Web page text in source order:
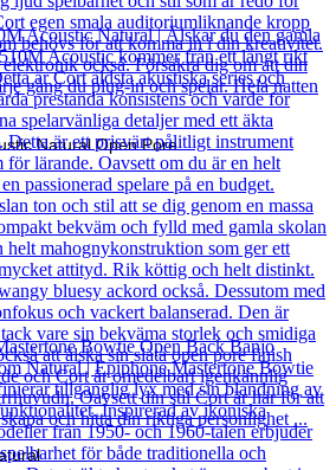
Natural Open Pore